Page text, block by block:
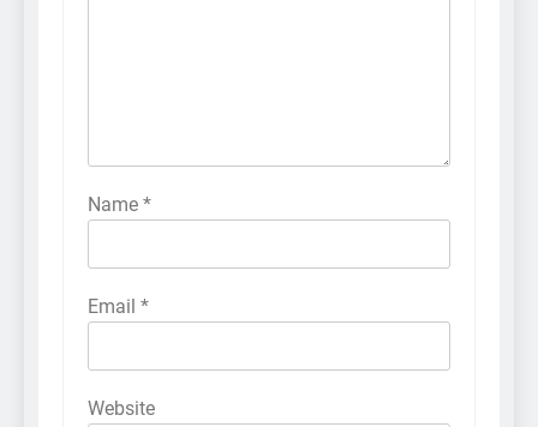
Name *
Email *
Website